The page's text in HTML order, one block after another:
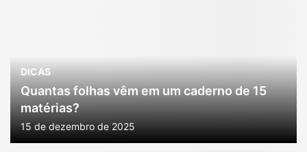
DICAS
Quantas folhas vêm em um caderno de 15
matérias?
15 de dezembro de 2025